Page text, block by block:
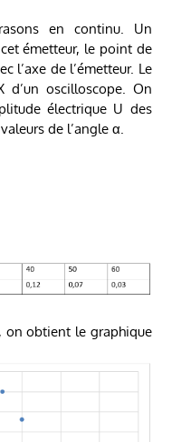
en continu. Un
émetteur, le point de
l’axe de l’émetteur. Le
oscilloscope. On
électrique U des
de l’angle α.
, on obtient le graphique